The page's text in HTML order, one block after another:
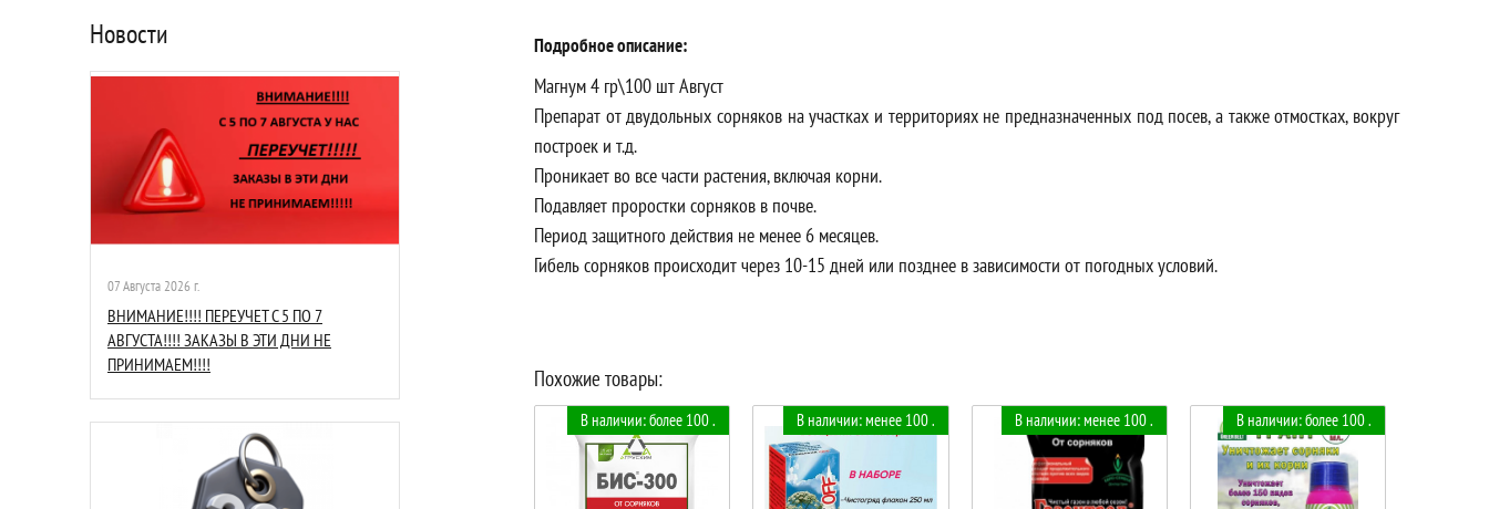
Новости
07 Августа 2026 г.
ВНИМАНИЕ!!!! ПЕРЕУЧЕТ С 5 ПО 7
АВГУСТА!!!! ЗАКАЗЫ В ЭТИ ДНИ НЕ
ПРИНИМАЕМ!!!!
Подробное описание:
Магнум 4 гр\100 шт Август
Препарат от двудольных сорняков на участках и территориях не предназначенных под посев, а также отмостках, вокруг
построек и т.д.
Проникает во все части растения, включая корни.
Подавляет проростки сорняков в почве.
Период защитного действия не менее 6 месяцев.
Гибель сорняков происходит через 10-15 дней или позднее в зависимости от погодных условий.
Похожие товары:
В наличии: более 100 . В наличии: менее 100 . В наличии: менее 100 . В наличии: более 100 .